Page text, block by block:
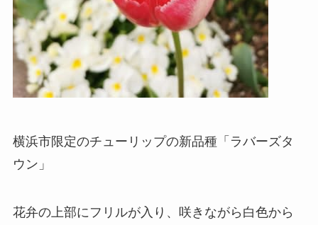
横浜市限定のチューリップの新品種「ラバーズタ
ウン」
花弁の上部にフリルが入り、咲きながら白色から